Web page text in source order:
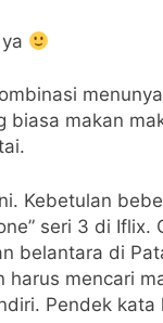
makan
Kebetulan
seri 3 di Iflix.
belantara di
mencari
Pendek